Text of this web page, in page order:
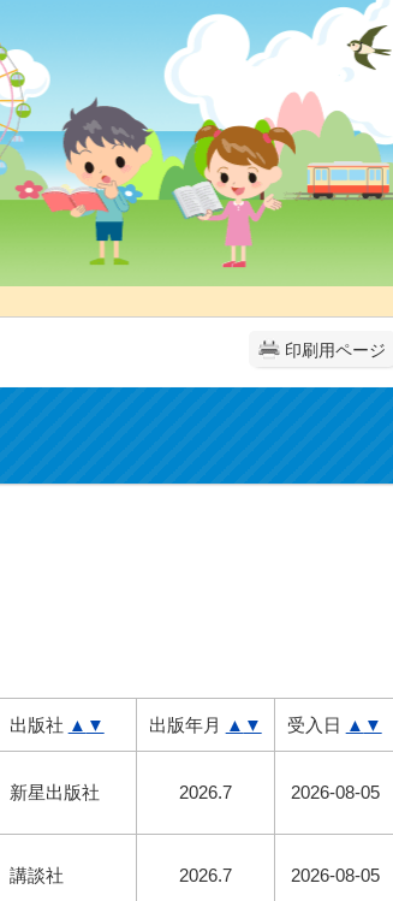
印刷用ページ
出版社 ▲ ▼ 出版年月 ▲ ▼ 受入日 ▲ ▼
新星出版社 2026.7 2026-08-05
講談社 2026.7 2026-08-05